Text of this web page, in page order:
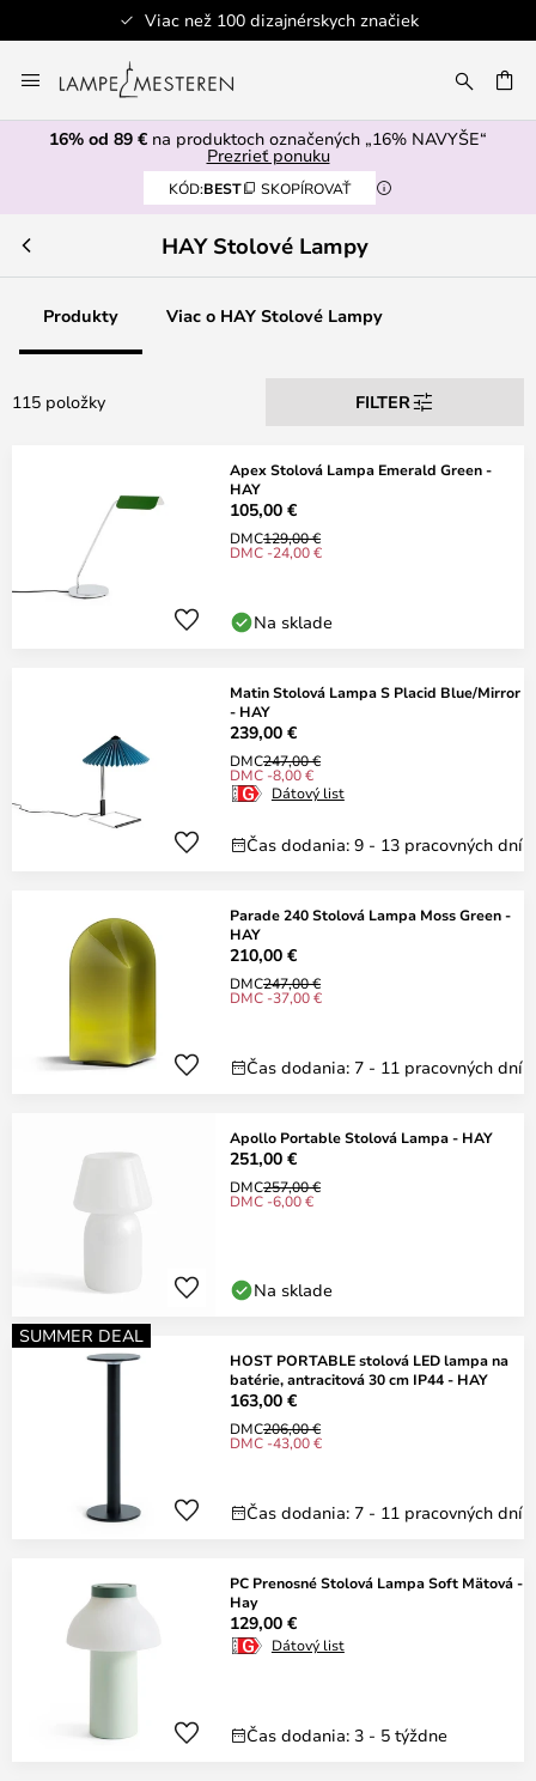
Viac než 100 dizajnérskych značiek
to
Content
16% od 89 € na produktoch označených „16% NAVYŠE“
Prezrieť ponuku
KÓD:BEST SKOPÍROVAŤ
HAY Stolové Lampy
Produkty Viac o HAY Stolové Lampy
115 položky FILTER
Apex Stolová Lampa Emerald Green -
HAY
105,00 €
DMC129,00 €
DMC -24,00 €
Na sklade
Matin Stolová Lampa S Placid Blue/Mirror
- HAY
239,00 €
DMC247,00 €
DMC -8,00 €
Dátový list
Čas dodania: 9 - 13 pracovných dní
Parade 240 Stolová Lampa Moss Green -
HAY
210,00 €
DMC247,00 €
DMC -37,00 €
Čas dodania: 7 - 11 pracovných dní
Apollo Portable Stolová Lampa - HAY
251,00 €
DMC257,00 €
DMC -6,00 €
Na sklade
SUMMER DEAL
HOST PORTABLE stolová LED lampa na
batérie, antracitová 30 cm IP44 - HAY
163,00 €
DMC206,00 €
DMC -43,00 €
Čas dodania: 7 - 11 pracovných dní
PC Prenosné Stolová Lampa Soft Mätová -
Hay
129,00 €
Dátový list
Čas dodania: 3 - 5 týždne